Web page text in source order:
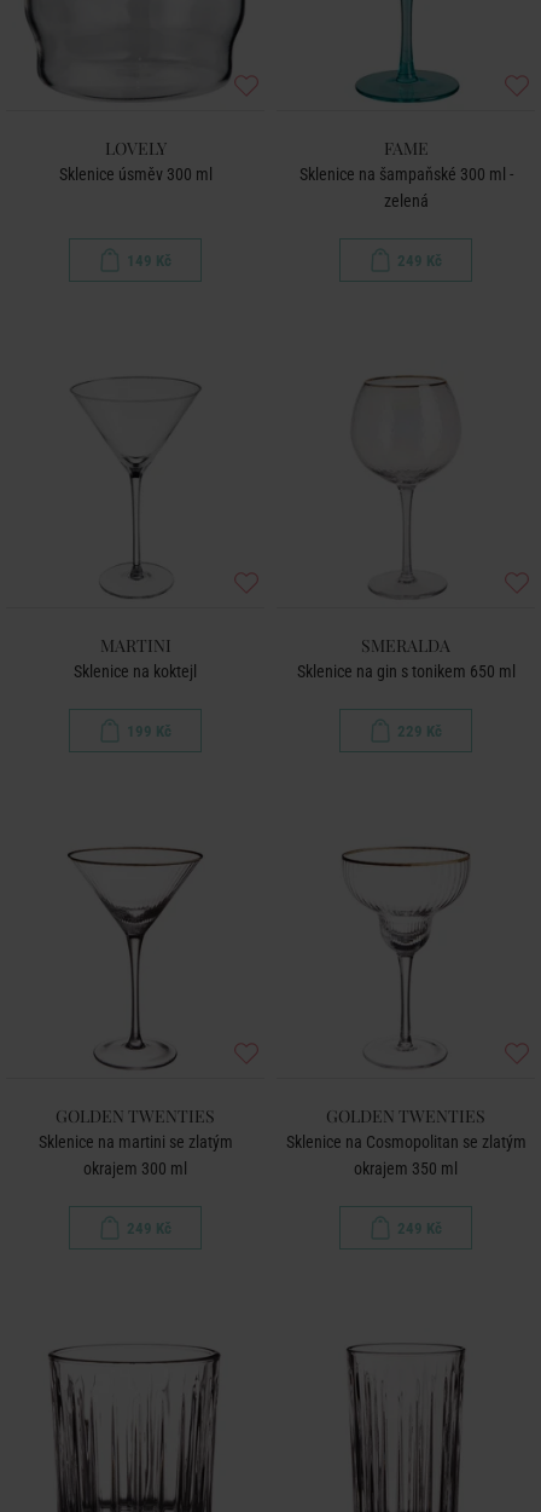
LOVELY
Sklenice úsměv 300 ml
149 Kč
FAME
Sklenice na šampaňské 300 ml -
zelená
249 Kč
MARTINI
Sklenice na koktejl
199 Kč
SMERALDA
Sklenice na gin s tonikem 650 ml
229 Kč
GOLDEN TWENTIES
Sklenice na martini se zlatým
okrajem 300 ml
249 Kč
GOLDEN TWENTIES
Sklenice na Cosmopolitan se zlatým
okrajem 350 ml
249 Kč